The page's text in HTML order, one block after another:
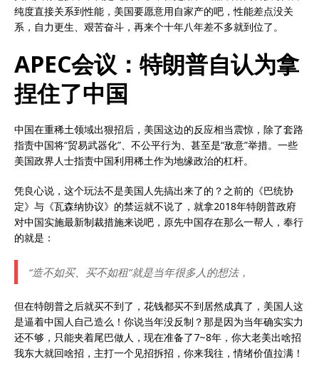
纯度直接关系到性能，美国要愿意用自家产的吧，性能差点没关
系，自力更生、艰苦奋斗，再来个十年八年差不多就到位了。
APEC会议：特朗普自认为拿
捏住了中国
中国在重稀土领域出狠招后，美国这边的反应相当震惊，除了套路
指责中国将“贸易武器化”、不公平行为、甚至是“敌意”举措。一些
美国政界人士指责中国利用稀土作为地缘政治的杠杆。
凭良心说，这个玩法不是美国人先搞出来了的？之前的《巴统协
定》与《瓦森纳协议》的禁运就不说了，就拿2018年特朗普政府
对中国实施最新制裁措施来说吧，原先中国存在那么一帮人，奉行
的就是：
“造不如买、买不如租”就是当年很多人的想法，
但在特朗普之后就买不到了，花钱都买不到居然成真了，美国人这
是逼着中国人自己造么！你说当年没反制？那是因为当年确实实力
还不够，只能夹着尾巴做人，现在准备了7~8年，你大老美出啥招
我东大就回啥招，主打一个见招拆招，你来我往，情绪价值拉满！